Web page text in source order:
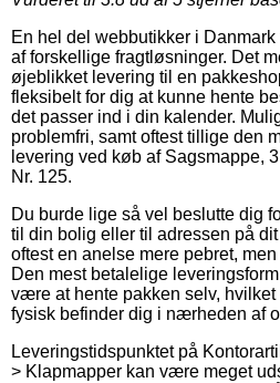
En hel del webbutikker i
af forskellige fragtløsninger. Det
øjeblikket levering til en
fleksibelt for dig at kunne hente
det passer ind i din kalender.
problemfri, samt oftest tillige den
levering ved køb af Sagsmappe,
Nr. 125.
Du burde lige så vel beslutte dig
til din bolig eller til adressen på
oftest en anelse mere pebret,
Den mest betalelige
være at hente pakken selv,
fysisk befinder dig i nærheden af
Leveringstidspunktet på
> Klapmapper kan være meget